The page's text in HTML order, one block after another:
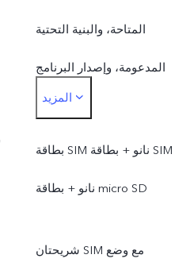
المتاحة، والبنية التحتية
المدعومة، وإصدار البرنامج
حالات شبكة الاتصالات
رسميًا، سيتم إرسالها من
المزيد
بطاقة SIM نانو + بطاقة SIM
نانو + بطاقة micro SD
شريحتان SIM مع وضع